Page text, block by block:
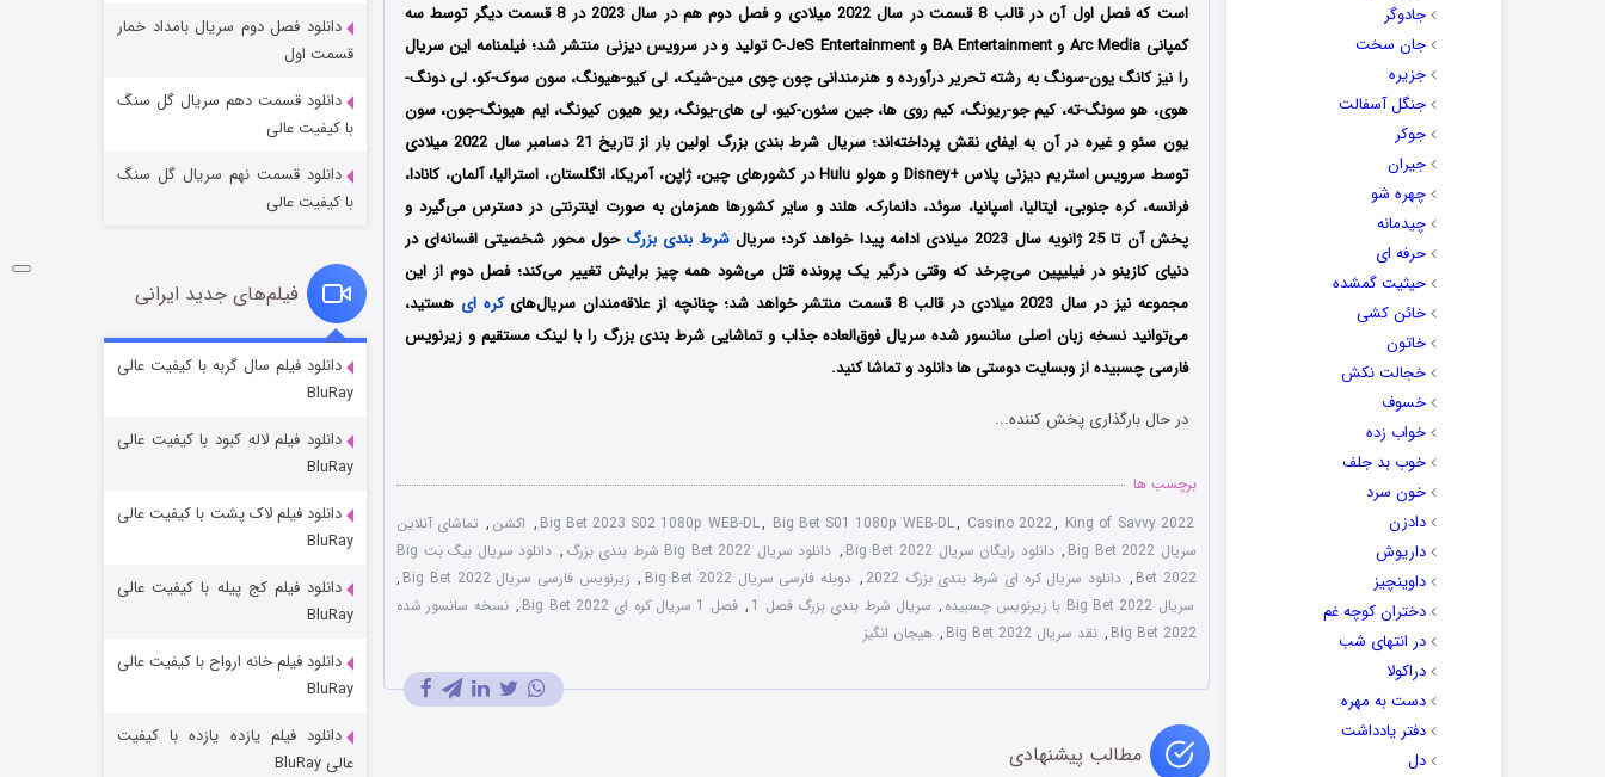
جادوگر
جان سخت
جزیره
جنگل آسفالت
جوکر
جیران
چهره شو
چیدمانه
حرفه ای
حیثیت گمشده
خائن کشی
خاتون
خجالت نکش
خسوف
خواب زده
خوب بد جلف
خون سرد
دادزن
داریوش
داوینچیز
دختران کوچه غم
در انتهای شب
دراکولا
دست به مهره
دفتر یادداشت
دل
است که فصل اول آن در قالب 8 قسمت در سال 2022 میلادی و فصل دوم هم در سال 2023 در 8 قسمت دیگر توسط سه
کمپانی Arc Media و BA Entertainment و C-JeS Entertainment تولید و در سرویس دیزنی منتشر شد؛ فیلمنامه این سریال
را نیز کانگ یون-سونگ به رشته تحریر درآورده و هنرمندانی چون چوی مین-شیک، لی کیو-هیونگ، سون سوک-کو، لی دونگ-
هوی، هو سونگ-ته، کیم جو-ریونگ، کیم روی ها، جین سئون-کیو، لی های-یونگ، ریو هیون کیونگ، ایم هیونگ-جون، سون
یون سئو و غیره در آن به ایفای نقش پرداخته‌اند؛ سریال شرط بندی بزرگ اولین بار از تاریخ 21 دسامبر سال 2022 میلادی
توسط سرویس استریم دیزنی پلاس +Disney و هولو Hulu در کشورهای چین، ژاپن، آمریکا، انگلستان، استرالیا، آلمان، کانادا،
فرانسه، کره جنوبی، ایتالیا، اسپانیا، سوئد، دانمارک، هلند و سایر کشورها همزمان به صورت اینترنتی در دسترس می‌گیرد و
پخش آن تا 25 ژانویه سال 2023 میلادی ادامه پیدا خواهد کرد؛ سریال
شرط بندی بزرگ حول محور شخصیتی افسانه‌ای در
دنیای کازینو در فیلیپین می‌چرخد که وقتی درگیر یک پرونده قتل می‌شود همه چیز برایش تغییر می‌کند؛ فصل دوم از این
مجموعه نیز در سال 2023 میلادی در قالب 8 قسمت منتشر خواهد شد؛ چنانچه از علاقه‌مندان سریال‌های
کره ای هستید،
می‌توانید نسخه زبان اصلی سانسور شده سریال فوق‌العاده جذاب و تماشایی شرط بندی بزرگ را با لینک مستقیم و زیرنویس
فارسی چسبیده از وبسایت دوستی ها دانلود و تماشا کنید.
در حال بارگذاری پخش کننده...
برچسب ها
Big Bet 2023 S02 1080p WEB-DL, Big Bet S01 1080p WEB-DL, Casino 2022, King of Savvy 2022
, اکشن , تماشای آنلاین
سریال Big Bet 2022
, دانلود رایگان سریال Big Bet 2022 , دانلود سریال Big Bet 2022 شرط بندی بزرگ ,
دانلود سریال بیگ بت Big
Bet 2022
, دانلود سریال کره ای شرط بندی بزرگ 2022 , دوبله فارسی سریال Big Bet 2022 , زیرنویس فارسی سریال Big Bet 2022
,
سریال Big Bet 2022 با زیرنویس چسبیده
, سریال شرط بندی بزرگ فصل 1 , فصل 1 سریال کره ای Big Bet 2022 , نسخه سانسور شده
Big Bet 2022
, نقد سریال Big Bet 2022 , هیجان انگیز
مطالب پیشنهادی
قسمت 6 (زیرنویس) منتشر شد
فروشگاهی برای قاتلان فصل ۲
قسمت
شوهر
دانلود فصل دوم سریال بامداد خمار
قسمت اول
دانلود قسمت دهم سریال گل سنگ
با کیفیت عالی
دانلود قسمت نهم سریال گل سنگ
با کیفیت عالی
فیلم‌های جدید ایرانی
دانلود فیلم سال گربه با کیفیت عالی
BluRay
دانلود فیلم لاله کبود با کیفیت عالی
BluRay
دانلود فیلم لاک پشت با کیفیت عالی
BluRay
دانلود فیلم کج‌ پیله با کیفیت عالی
BluRay
دانلود فیلم خانه ارواح با کیفیت عالی
BluRay
دانلود فیلم یازده یازده با کیفیت
عالی BluRay